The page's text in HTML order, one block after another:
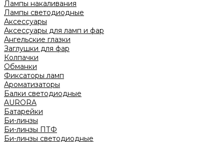
Лампы накаливания
Лампы светодиодные
Аксессуары
Аксессуары для ламп и фар
Ангельские глазки
Заглушки для фар
Колпачки
Обманки
Фиксаторы ламп
Ароматизаторы
Балки светодиодные
AURORA
Батарейки
Би-линзы
Би-линзы ПТФ
Би-линзы светодиодные